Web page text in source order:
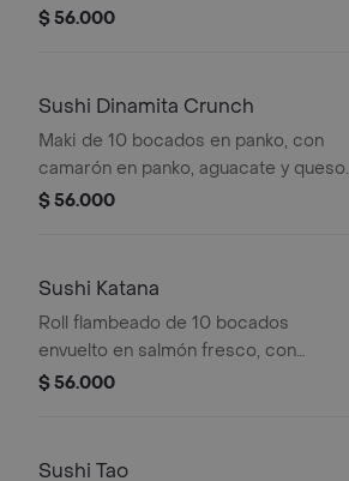
kanikama en panko, bañado en spicy
dinamita.
$ 56.000
Sushi Dinamita Crunch
Maki de 10 bocados en panko, con
camarón en panko, aguacate y queso
crema, con topping flambeado de
$ 56.000
Sushi Katana
Roll flambeado de 10 bocados
envuelto en salmón fresco, con
kanikama en panko, queso mozzarella
anguila, acompañado de mix de
$ 56.000
Sushi Tao